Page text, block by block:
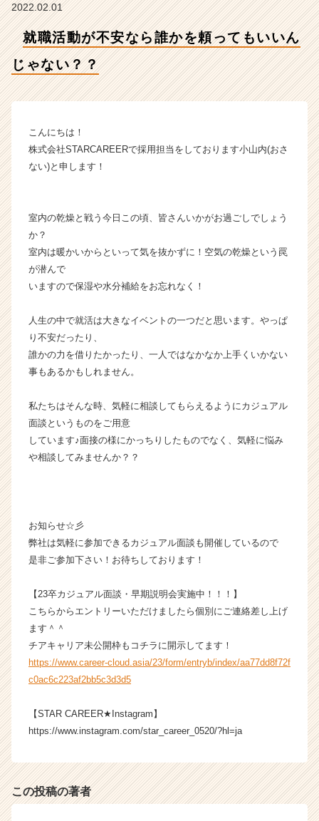
A
R
ム
ベ
チ
ー・
長
か
ら
カ
ウ
ト
届
イ
ト
キ
ャ
ア
（C
h
r
C
r
2022.02.01
就職活動が不安なら誰かを頼ってもいいん
じゃない？？
こんにちは！
株式会社STARCAREERで採用担当をしております小山内(おさ
ない)と申します！
室内の乾燥と戦う今日この頃、皆さんいかがお過ごしでしょう
か？
室内は暖かいからといって気を抜かずに！空気の乾燥という罠
が潜んで
いますので保湿や水分補給をお忘れなく！
人生の中で就活は大きなイベントの一つだと思います。やっぱ
り不安だったり、
誰かの力を借りたかったり、一人ではなかなか上手くいかない
事もあるかもしれません。
私たちはそんな時、気軽に相談してもらえるようにカジュアル
面談というものをご用意
しています♪面接の様にかっちりしたものでなく、気軽に悩み
や相談してみませんか？？
お知らせ☆彡
弊社は気軽に参加できるカジュアル面談も開催しているので
是非ご参加下さい！お待ちしております！
【23卒カジュアル面談・早期説明会実施中！！！】
こちらからエントリーいただけましたら個別にご連絡差し上げ
ます＾＾
チアキャリア未公開枠もコチラに開示してます！
https://www.career-cloud.asia/23/form/entryb/index/aa77dd8f72f
c0ac6c223af2bb5c3d3d5
【STAR CAREER★Instagram】
https://www.instagram.com/star_career_0520/?hl=ja
この投稿の著者